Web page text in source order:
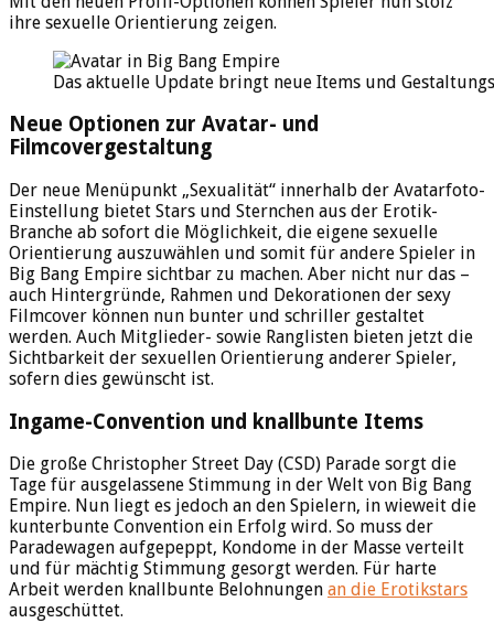
ihre sexuelle Orientierung zeigen.
Das aktuelle Update bringt neue Items und
Neue Optionen zur Avatar- und
Filmcovergestaltung
Der neue Menüpunkt „Sexualität“ innerhalb der Avatarfoto-
Einstellung bietet Stars und Sternchen aus der Erotik-
Branche ab sofort die Möglichkeit, die eigene sexuelle
Orientierung auszuwählen und somit für andere Spieler in
Big Bang Empire sichtbar zu machen. Aber nicht nur das –
auch Hintergründe, Rahmen und Dekorationen der sexy
Filmcover können nun bunter und schriller gestaltet
werden. Auch Mitglieder- sowie Ranglisten bieten jetzt die
Sichtbarkeit der sexuellen Orientierung anderer Spieler,
sofern dies gewünscht ist.
Ingame-Convention und knallbunte Items
Die große Christopher Street Day (CSD) Parade sorgt die
Tage für ausgelassene Stimmung in der Welt von Big Bang
Empire. Nun liegt es jedoch an den Spielern, in wieweit die
kunterbunte Convention ein Erfolg wird. So muss der
Paradewagen aufgepeppt, Kondome in der Masse verteilt
und für mächtig Stimmung gesorgt werden. Für harte
Arbeit werden knallbunte Belohnungen an die Erotikstars
ausgeschüttet.